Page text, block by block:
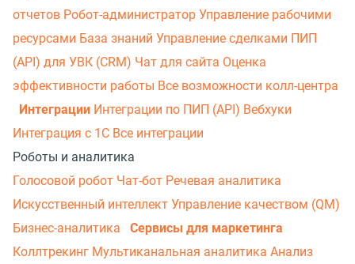
отчетов Робот-администратор Управление рабочими
ресурсами База знаний Управление сделками ПИП
(API) для УВК (CRM) Чат для сайта Оценка
эффективности работы Все возможности колл-центра
Интеграции Интеграции по ПИП (API) Вебхуки
Интеграция с 1С Все интеграции
Роботы и аналитика
Голосовой робот Чат-бот Речевая аналитика
Искусственный интеллект Управление качеством (QM)
Бизнес-аналитика
Сервисы для маркетинга
Коллтрекинг Мультиканальная аналитика Анализ